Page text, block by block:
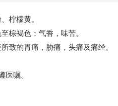
柠檬黄。
棕褐色；气香，味苦。
致的胃痛，胁痛，头痛及痛经。
医嘱。